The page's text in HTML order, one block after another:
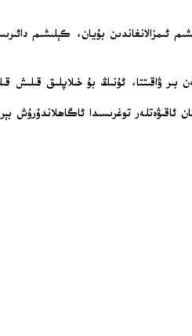
بۇيان، كېلىشىم
ۋاقىتتا، ئۇنىڭ بۇ خىلاپلىق قىلىش
توغرىسىدا ئاگاھلاندۇرۇش